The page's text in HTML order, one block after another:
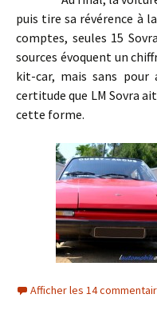
puis tire sa révérence à
comptes, seules 15
sources évoquent un
kit-car, mais sans
certitude que LM Sovra
cette forme.
Afficher les 14